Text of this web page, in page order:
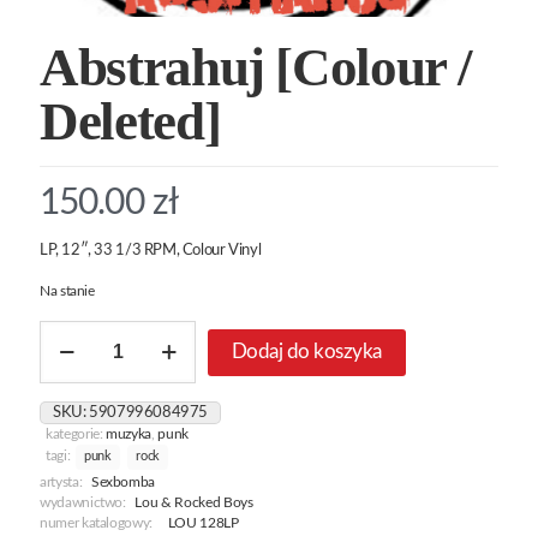
Abstrahuj [Colour /
Deleted]
150.00 zł
LP, 12″, 33 1/3 RPM, Colour Vinyl
Na stanie
Abstrahuj
/
Deleted]
Dodaj do koszyka
SKU: 5907996084975
kategorie:muzyka,punk
tagi:
punk rock
artysta:
Sexbomba
wydawnictwo:
Lou & Rocked Boys
numer katalogowy:
LOU 128LP